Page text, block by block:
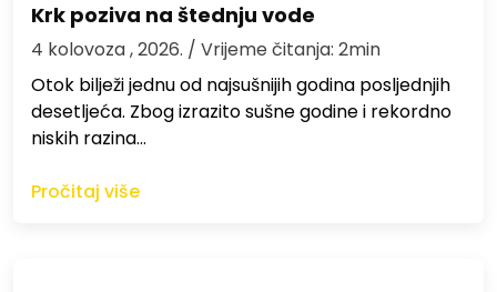
Krk poziva na štednju vode
4 kolovoza , 2026. / Vrijeme čitanja: 2min
Otok bilježi jednu od najsušnijih godina posljednjih
desetljeća. Zbog izrazito sušne godine i rekordno
niskih razina…
Pročitaj više